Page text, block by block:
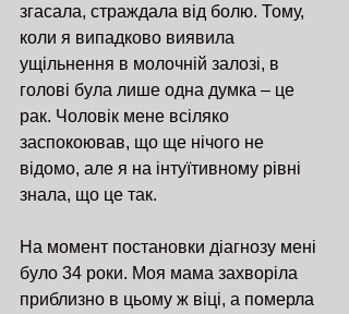
згасала, страждала від болю. Тому,
коли я випадково виявила
ущільнення в молочній залозі, в
голові була лише одна думка – це
рак. Чоловік мене всіляко
заспокоював, що ще нічого не
відомо, але я на інтуїтивному рівні
знала, що це так.
На момент постановки діагнозу мені
було 34 роки. Моя мама захворіла
приблизно в цьому ж віці, а померла